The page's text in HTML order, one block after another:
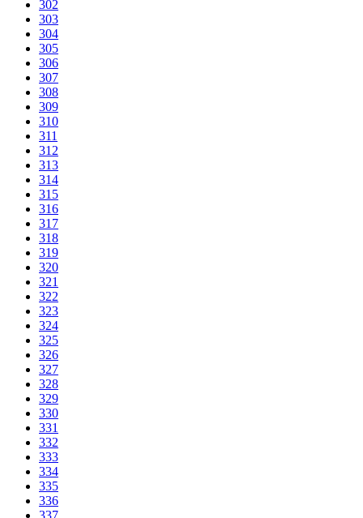
302
303
304
305
306
307
308
309
310
311
312
313
314
315
316
317
318
319
320
321
322
323
324
325
326
327
328
329
330
331
332
333
334
335
336
337